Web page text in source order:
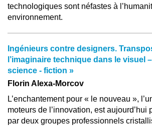
technologiques sont néfastes à
environnement.
Ingénieurs contre designers.
l’imaginaire technique dans le visuel
science - fiction »
Florin Alexa-Morcov
L’enchantement pour « le nouveau »,
moteurs de l’innovation, est aujourd’hui
par deux groupes professionnels